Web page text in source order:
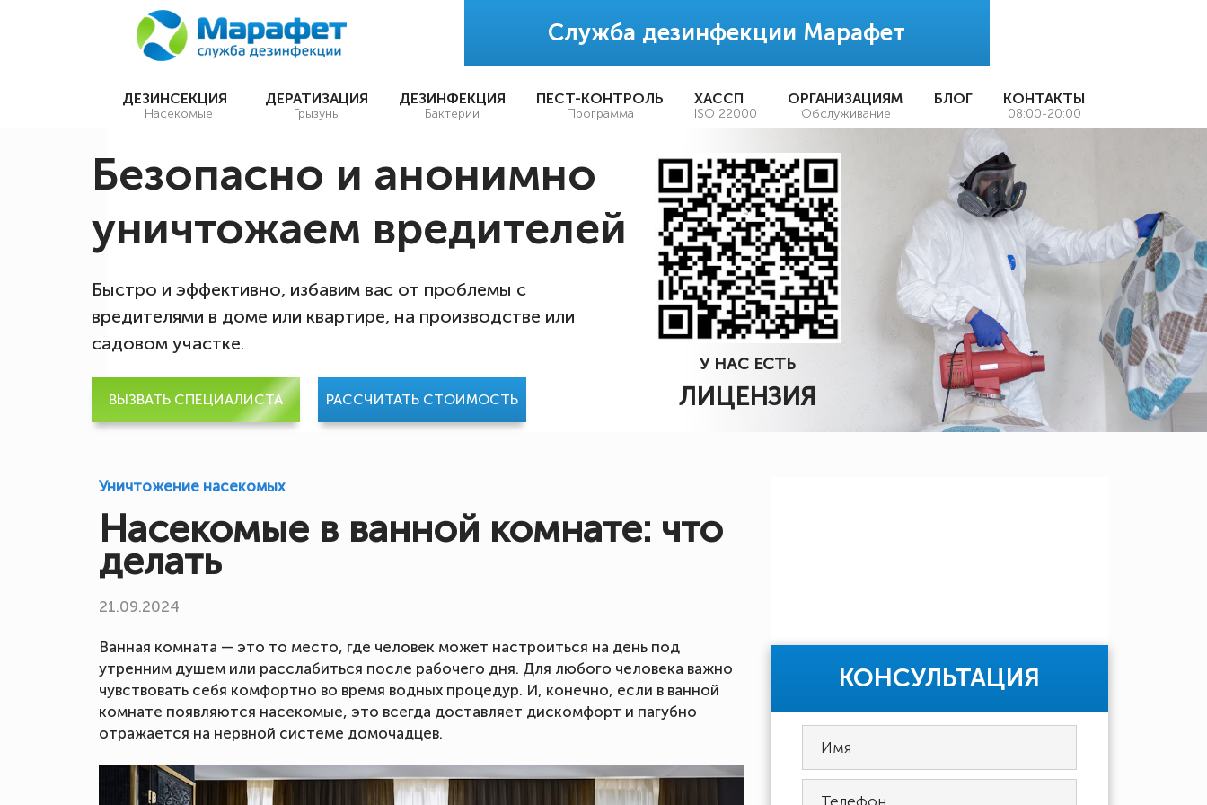
Служба дезинфекции Марафет
ДЕЗИНСЕКЦИЯ
Насекомые
ДЕРАТИЗАЦИЯ
Грызуны
ДЕЗИНФЕКЦИЯ
Бактерии
ПЕСТ-КОНТРОЛЬ
Программа
ХАССП
ISO 22000
ОРГАНИЗАЦИЯМ
Обслуживание
БЛОГ КОНТАКТЫ
08:00-20:00
Безопасно и анонимно
уничтожаем вредителей
Быстро и эффективно, избавим вас от проблемы с
вредителями в доме или квартире, на производстве или
садовом участке.
ВЫЗВАТЬ СПЕЦИАЛИСТА РАССЧИТАТЬ СТОИМОСТЬ
У НАС ЕСТЬ
ЛИЦЕНЗИЯ
Уничтожение насекомых
Насекомые в ванной комнате: что
делать
21.09.2024
Ванная комната — это то место, где человек может настроиться на день под
утренним душем или расслабиться после рабочего дня. Для любого человека важно
чувствовать себя комфортно во время водных процедур. И, конечно, если в ванной
комнате появляются насекомые, это всегда доставляет дискомфорт и пагубно
отражается на нервной системе домочадцев.
КОНСУЛЬТАЦИЯ